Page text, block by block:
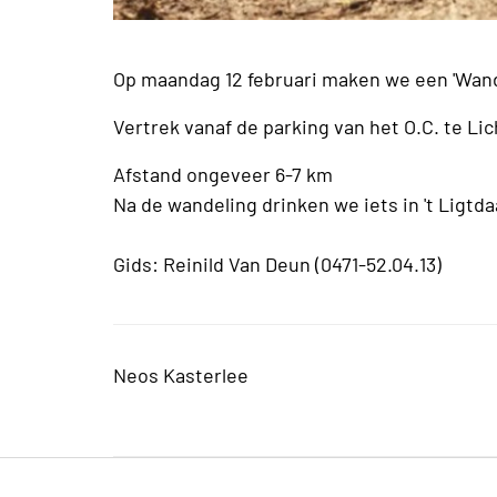
Op maandag 12 februari maken we een
Vertrek vanaf de parking van het O.C. te
Afstand ongeveer 6-7 km
Na de wandeling drinken we iets in 't
Gids: Reinild Van Deun (0471-52.04.13)
Neos Kasterlee